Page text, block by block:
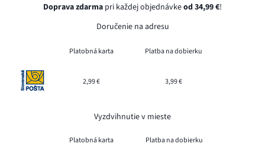
Doprava zdarma pri každej objednávkeod 34,99 €!
Doručenie na adresu
Platobná karta Platba na dobierku
2,99 € 3,99 €
Vyzdvihnutie v mieste
Platobná karta Platba na dobierku